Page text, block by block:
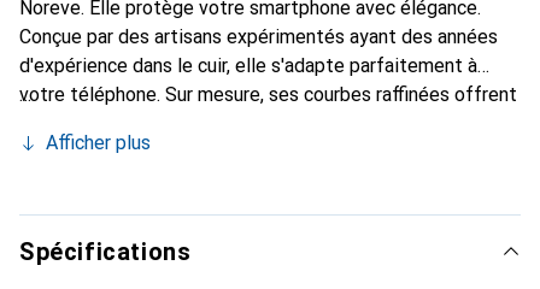
Noreve. Elle protège votre smartphone avec élégance.
Conçue par des artisans expérimentés ayant des années
d'expérience dans le cuir, elle s'adapte parfaitement à
votre téléphone. Sur mesure, ses courbes raffinées offrent
et indispensable pour votre smartphone. La marque
de haute qualité et constitue un choix fiable pour une
clientèle exigeante.
Afficher plus
Spécifications